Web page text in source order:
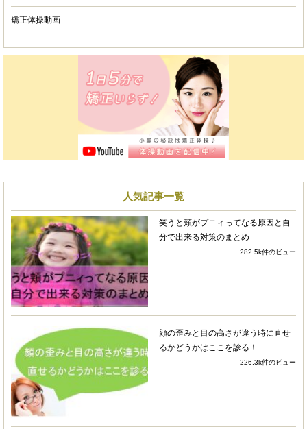
4 years ago
が、顔だけのアプローチではなく、体の歪みの改
善から始まり症状によっては鍼を使ってもらった
りします。
普段の食事、姿勢などから根本的な原因を解明し
て頂き、分かりやすく効果のある施術をしてもら
えてとても信頼できます。
毎回の施術後も、見た目でも触っても効果がハッ
先生も人柄の柔らかい方で、つい仕事のことなど
雑談も聞いてもらいながら施術してもらい、毎回
リラックスできてとても満足しています。
これからもぜひ通い続けたいです。
mm m
4 years ago
み、特に笑った際に如実に歪みがでることが長年
気になっており通い始めました。
施術時間の中で、顔への直接の施術はもちろんの
ことですが、歩き方のチェックや器具をつかって
矯正体操動画
人気記事一覧
笑うと頬がプニィってなる原因と自
分で出来る対策のまとめ
282.5k件のビュー
顔の歪みと目の高さが違う時に直せ
るかどうかはここを診る！
226.3k件のビュー